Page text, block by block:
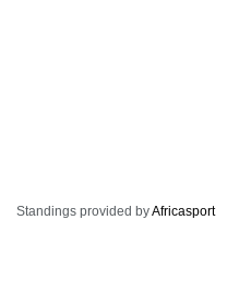
Standings provided byAfricasport